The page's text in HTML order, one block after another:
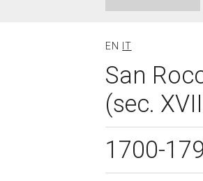
EN IT
San
(sec.
1700-